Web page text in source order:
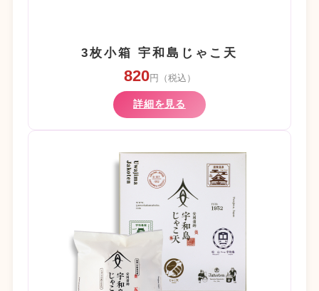
3枚小箱 宇和島じゃこ天
820円（税込）
詳細を見る